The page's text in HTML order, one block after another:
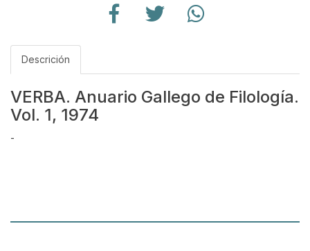
Descrición
VERBA. Anuario Gallego de Filología.
Vol. 1, 1974
-